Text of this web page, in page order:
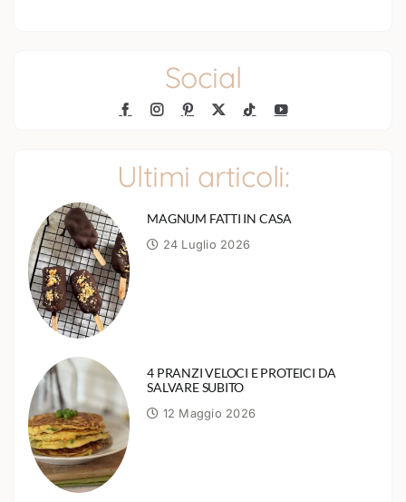
Social
Ultimi articoli:
MAGNUM FATTI IN CASA
24 Luglio 2026
4 PRANZI VELOCI E PROTEICI DA
SALVARE SUBITO
12 Maggio 2026